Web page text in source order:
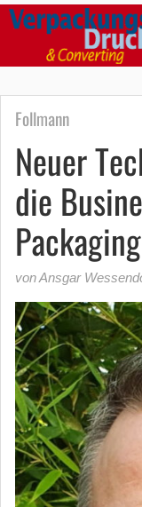
Follmann
Neuer
die
Packaging
von Ansgar